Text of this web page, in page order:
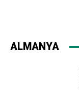
ALMANYA